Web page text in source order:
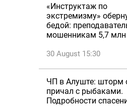
«Инструктаж по
экстремизму»
бедой:
мошенникам 5,7 млн
30 August 15:30
ЧП в Алуште: шторм
причал с рыбаками.
Подробности